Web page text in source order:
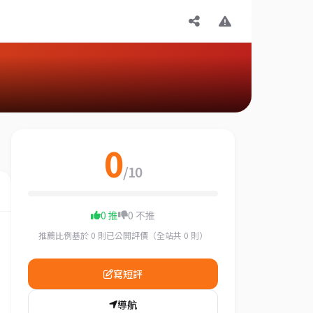
0/10
0 推 0 不推
推薦比例基於 0 則已公開評價（全站共 0 則）
寫短評
導航